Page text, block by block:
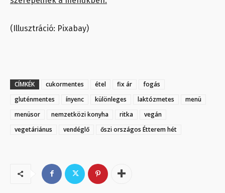
(Illusztráció: Pixabay)
CÍMKÉK cukormentes étel fix ár
fogás
gluténmentes
ínyenc különleges laktózmetes
menü
menüsor
nemzetközi konyha ritka
vegán
vegetáriánus
vendéglő őszi országos Étterem hét